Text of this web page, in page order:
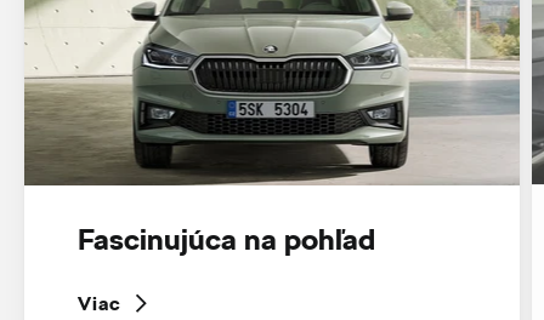
Fascinujúca na pohľad
Viac